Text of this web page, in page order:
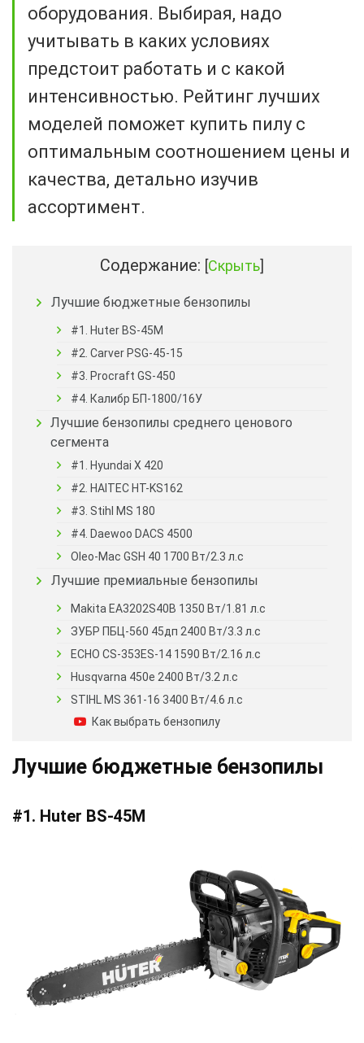
оборудования. Выбирая, надо
учитывать в каких условиях
предстоит работать и с какой
интенсивностью. Рейтинг лучших
моделей поможет купить пилу с
оптимальным соотношением цены и
качества, детально изучив
ассортимент.
Содержание: [Скрыть]
Лучшие бюджетные бензопилы
#1. Huter BS-45M
#2. Carver PSG-45-15
#3. Procraft GS-450
#4. Калибр БП-1800/16У
Лучшие бензопилы среднего ценового
сегмента
#1. Hyundai X 420
#2. HAITEC HT-KS162
#3. Stihl MS 180
#4. Daewoo DACS 4500
Oleo-Mac GSH 40 1700 Вт/2.3 л.с
Лучшие премиальные бензопилы
Makita EA3202S40B 1350 Вт/1.81 л.с
ЗУБР ПБЦ-560 45дп 2400 Вт/3.3 л.с
ECHO CS-353ES-14 1590 Вт/2.16 л.с
Husqvarna 450e 2400 Вт/3.2 л.с
STIHL MS 361-16 3400 Вт/4.6 л.с
Как выбрать бензопилу
Лучшие бюджетные бензопилы
#1. Huter BS-45M